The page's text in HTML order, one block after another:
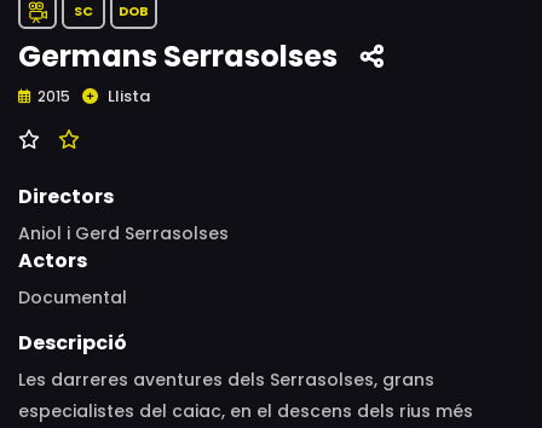
SC DOB
Germans Serrasolses
2015 Llista
Directors
Aniol i Gerd Serrasolses
Actors
Documental
Descripció
Les darreres aventures dels Serrasolses, grans
especialistes del caiac, en el descens dels rius més